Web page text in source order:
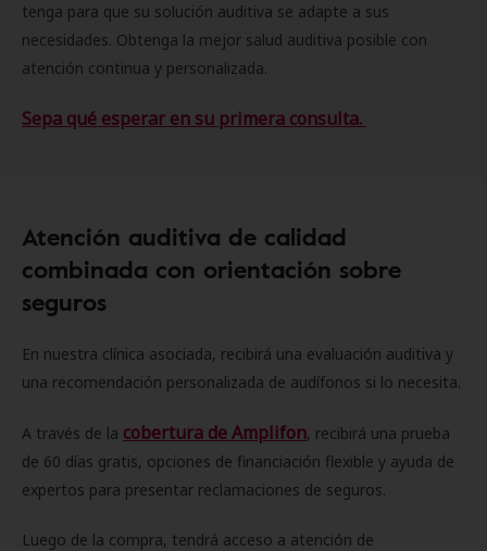
tenga para que su solución auditiva se adapte a sus
necesidades. Obtenga la mejor salud auditiva posible con
atención continua y personalizada.
Sepa qué esperar en su primera consulta.
Atención auditiva de calidad
combinada con orientación sobre
seguros
En nuestra clínica asociada, recibirá una evaluación auditiva y
una recomendación personalizada de audífonos si lo necesita.
A través de la cobertura de Amplifon, recibirá una prueba
de 60 días gratis, opciones de financiación flexible y ayuda de
expertos para presentar reclamaciones de seguros.
Luego de la compra, tendrá acceso a atención de